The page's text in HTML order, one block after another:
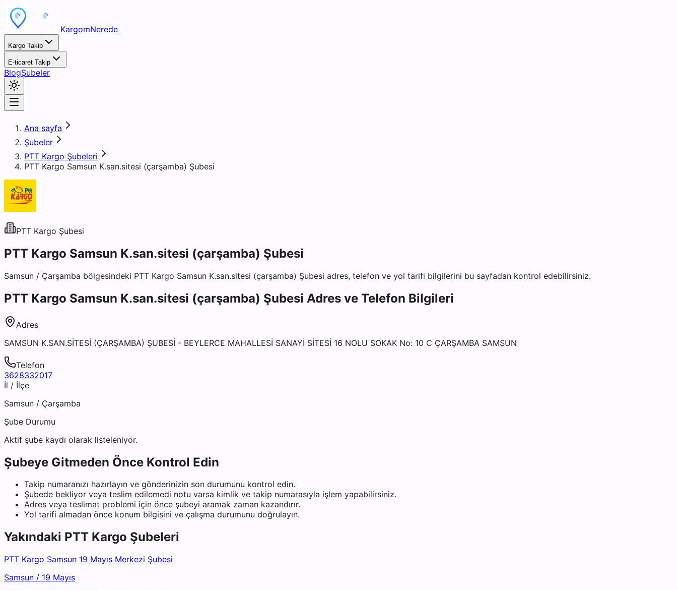
KargomNerede
Kargo Takip
E-ticaret Takip
BlogŞubeler
Ana sayfa
Şubeler
PTT Kargo Şubeleri
PTT Kargo Samsun K.san.sitesi (çarşamba) Şubesi
PTT Kargo Şubesi
PTT Kargo Samsun K.san.sitesi (çarşamba) Şubesi
Samsun / Çarşamba bölgesindeki PTT Kargo Samsun K.san.sitesi (çarşamba) Şubesi adres, telefon ve yol tarifi bilgilerini bu sayfadan kontrol edebilirsiniz.
PTT Kargo Samsun K.san.sitesi (çarşamba) Şubesi Adres ve Telefon Bilgileri
Adres
SAMSUN K.SAN.SİTESİ (ÇARŞAMBA) ŞUBESİ - BEYLERCE MAHALLESİ SANAYİ SİTESİ 16 NOLU SOKAK No: 10 C ÇARŞAMBA SAMSUN
Telefon
3628332017
İl / İlçe
Samsun / Çarşamba
Şube Durumu
Aktif şube kaydı olarak listeleniyor.
Şubeye Gitmeden Önce Kontrol Edin
Takip numaranızı hazırlayın ve gönderinizin son durumunu kontrol edin.
Şubede bekliyor veya teslim edilemedi notu varsa kimlik ve takip numarasıyla işlem yapabilirsiniz.
Adres veya teslimat problemi için önce şubeyi aramak zaman kazandırır.
Yol tarifi almadan önce konum bilgisini ve çalışma durumunu doğrulayın.
Yakındaki PTT Kargo Şubeleri
PTT Kargo Samsun 19 Mayıs Merkezi Şubesi
Samsun / 19 Mayıs